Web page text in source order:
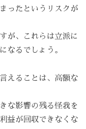
ったというリスクが
が、これらは立派に
なるでしょう。
えることは、高額な
な影響の残る怪我を
益が回収できなくな